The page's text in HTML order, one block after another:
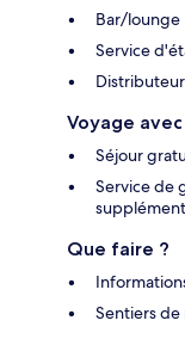
Bar/lounge
Service
Voyage
Séjour
Service de
Que faire ?
Sentiers